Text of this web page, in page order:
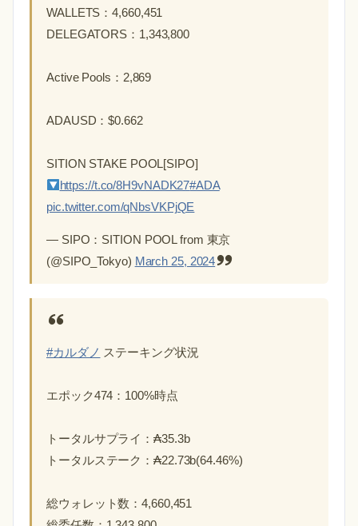
WALLETS：4,660,451
DELEGATORS：1,343,800
Active Pools：2,869
ADAUSD：$0.662
SITION STAKE POOL[SIPO]
https://t.co/8H9vNADK27#ADA
pic.twitter.com/qNbsVKPjQE
— SIPO：SITION POOL from 東京
(@SIPO_Tokyo) March 25, 2024
#カルダノ ステーキング状況
エポック474：100%時点
トータルサプライ：₳35.3b
トータルステーク：₳22.73b(64.46%)
総ウォレット数：4,660,451